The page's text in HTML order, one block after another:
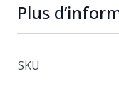
Plus
SKU